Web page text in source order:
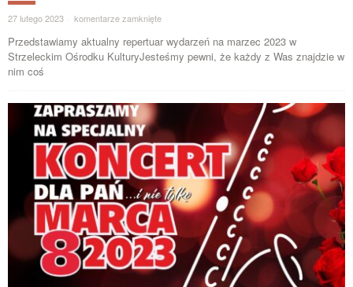
27 lutego 2023 · komentarze zamknięte ·
Przedstawiamy aktualny repertuar wydarzeń na marzec 2023 w
Strzeleckim Ośrodku KulturyJesteśmy pewni, że każdy z Was znajdzie w
nim coś